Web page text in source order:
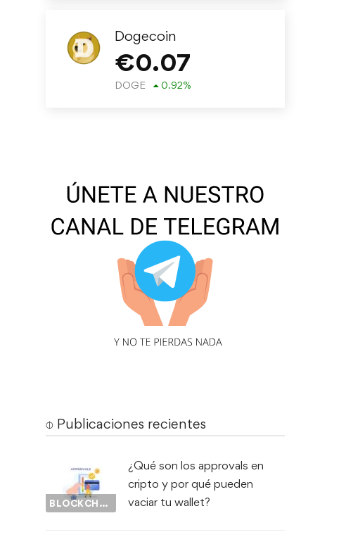
Dogecoin
€0.07
DOGE 0.92%
⌽ Publicaciones recientes
BLOCKCHAIN
¿Qué son los approvals en
cripto y por qué pueden
vaciar tu wallet?